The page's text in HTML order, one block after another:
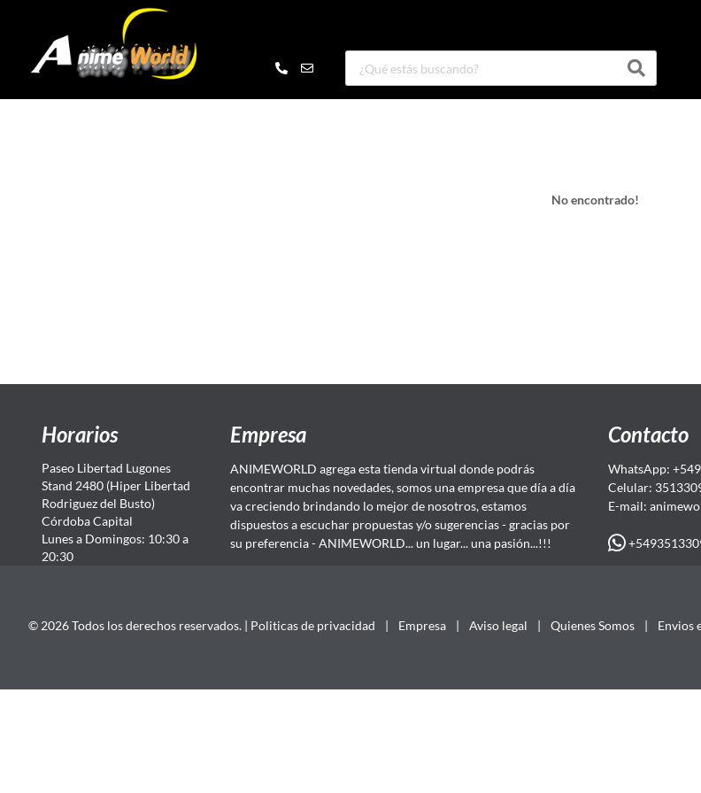
No encontrado!
Horarios
Paseo Libertad Lugones
Stand 2480 (Hiper Libertad
Rodriguez del Busto)
Córdoba Capital
Lunes a Domingos: 10:30 a
20:30
Empresa
ANIMEWORLD agrega esta tienda virtual donde podrás
encontrar muchas novedades, somos una empresa que día a día
va creciendo brindando lo mejor de nosotros, estamos
dispuestos a escuchar propuestas y/o sugerencias - gracias por
su preferencia - ANIMEWORLD... un lugar... una pasión...!!!
Contacto
WhatsApp:
Celular:
E-mail:
© 2026 Todos los derechos reservados. | Politicas de privacidad | Empresa | Aviso legal | Quienes Somos | Envios